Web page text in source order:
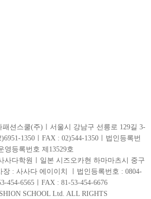
패션스쿨(주)ㅣ서울시 강남구 선릉로 129길 3-
1350ㅣFAX : 02)544-1350ㅣ법인등록번
영등록번호 제13529호
사다학원ㅣ일본 시즈오카현 하마마츠시 중구
장 : 사사다 에이이치 ㅣ법인등록번호 : 0804-
454-6565ㅣFAX : 81-53-454-6676
SCHOOL Ltd. ALL RIGHTS